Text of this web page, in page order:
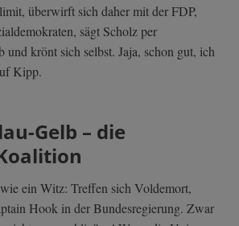
überwirft sich daher mit der FDP,
sägt Scholz per
und krönt sich selbst. Jaja, schon gut, ich
Kipp.
Gelb – die
ein Witz: Treffen sich Voldemort,
Hook in der Bundesregierung. Zwar